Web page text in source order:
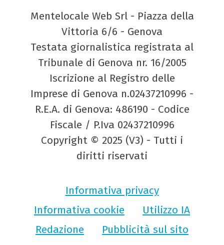
Mentelocale Web Srl - Piazza della
Vittoria 6/6 - Genova
Testata giornalistica registrata al
Tribunale di Genova nr. 16/2005
Iscrizione al Registro delle
Imprese di Genova n.02437210996 -
R.E.A. di Genova: 486190 - Codice
Fiscale / P.Iva 02437210996
Copyright © 2025 (V3) - Tutti i
diritti riservati
Informativa privacy
Informativa cookie
Utilizzo IA
Redazione
Pubblicità sul sito